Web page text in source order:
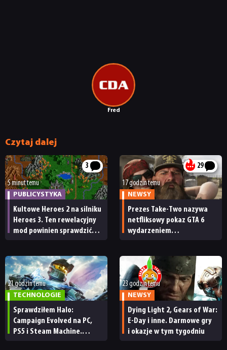
Fred
Czytaj dalej
3
5 minut temu
PUBLICYSTYKA
Kultowe Heroes 2 na silniku
Heroes 3. Ten rewelacyjny
mod powinien sprawdzić
29
17 godzin temu
NEWSY
Prezes Take-Two nazywa
netfliksowy pokaz GTA 6
wydarzeniem
ma subskrybentów
21 godzin temu
TECHNOLOGIE
Sprawdziłem Halo:
Campaign Evolved na PC,
PS5 i Steam Machine.
23 godzin temu
NEWSY
Dying Light 2, Gears of War:
E-Day i inne. Darmowe gry
i okazje w tym tygodniu